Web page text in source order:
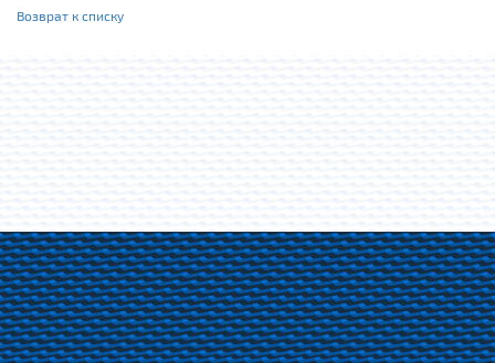
Возврат к списку